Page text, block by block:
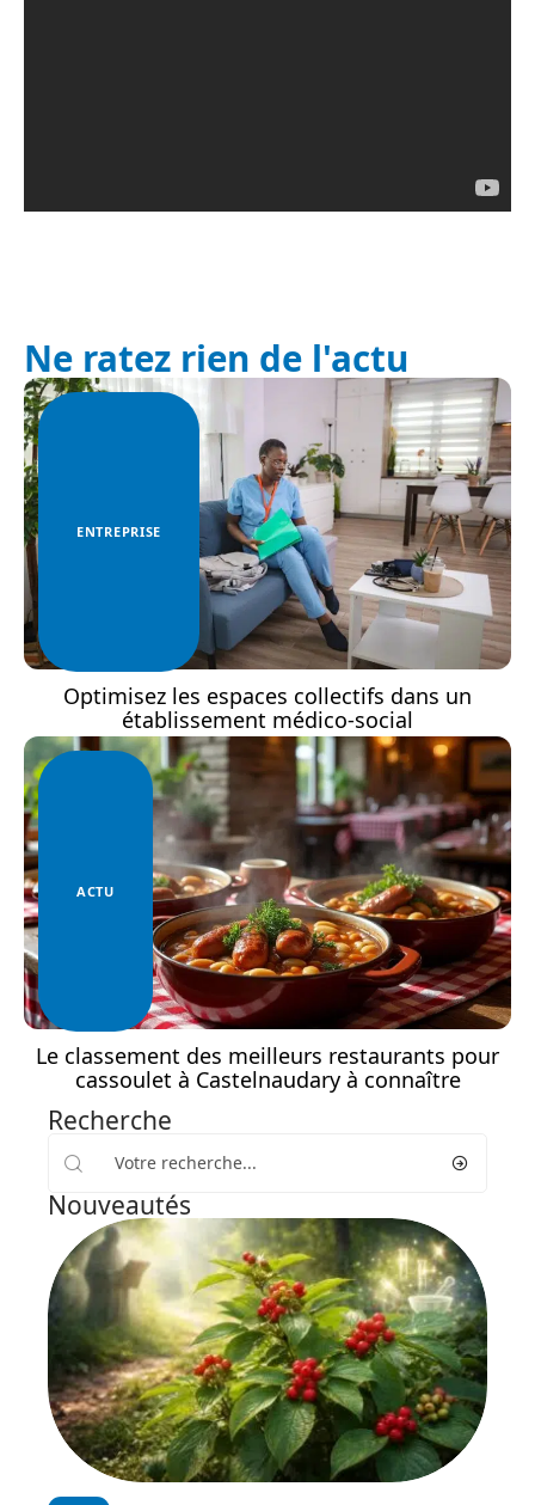
Ne ratez rien de l'actu
ENTREPRISE
Optimisez les espaces collectifs dans un
établissement médico-social
ACTU
Le classement des meilleurs restaurants pour
cassoulet à Castelnaudary à connaître
Recherche
Nouveautés